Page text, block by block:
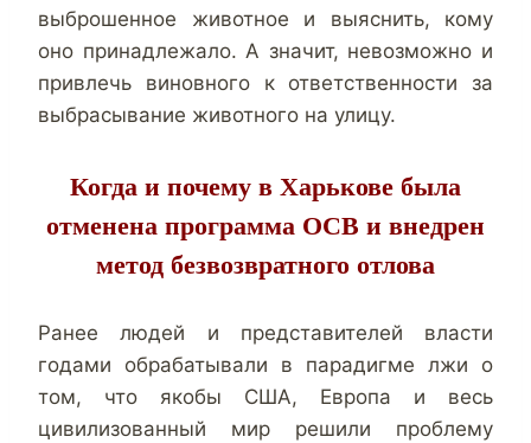
выброшенное животное и выяснить, кому
оно принадлежало. А значит, невозможно и
привлечь виновного к ответственности за
выбрасывание животного на улицу.
Когда и почему в Харькове была
отменена программа ОСВ и внедрен
метод безвозвратного отлова
Ранее людей и представителей власти
годами обрабатывали в парадигме лжи о
том, что якобы США, Европа и весь
цивилизованный мир решили проблему